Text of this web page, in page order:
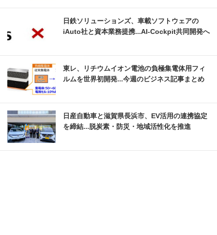
日鉄ソリューションズ、車載ソフトウェアの
iAuto社と資本業務提携...AI-Cockpit共同開発へ
東レ、リチウムイオン電池の負極集電体用フィ
ルムを世界初開発...今週のビジネス記事まとめ
日産自動車と滋賀県長浜市、EV活用の連携協定
を締結...脱炭素・防災・地域活性化を推進